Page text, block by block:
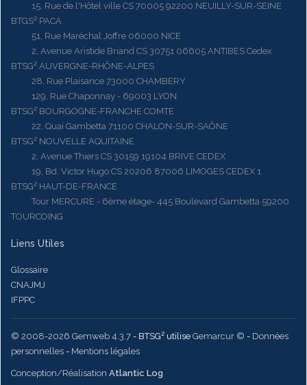
15, Rue de l'Hôtel ville CS 70005 92200 NEUILLY-SUR-SEINE
BTGS² PACA
51, Rue Maréchal Joffre 06000 NICE
2, Avenue Aristide Briand CS 30751 06605 ANTIBES Cedex
BTSG² AUVERGNE-RHÔNE-ALPES
28, Rue Plaisance 73000 CHAMBERY
129, Rue Chaponnay - 69003 LYON
BTSG² BOURGOGNE-FRANCHE COMTE
22, Quai Gambetta 71100 CHALON-SUR-SAÔNE
BTSG² NOUVELLE AQUITAINE
2, Avenue Thiers CS 30159 19104 BRIVE CEDEX
19, Bd. Victor Hugo CS 20206 87006 LIMOGES CEDEX 1
BTSG² HAUT-DE-FRANCE
Tour MERCURE - 6ème étage- 445 Boulevard Gambetta 59200
TOURCOING
Liens Utiles
Glossaire
CNAJMJ
IFPPC
© 2008-2026 Gemweb 4.3.7 - BTSG² utilise Gemarcur © - Données
personnelles - Mentions légales
Conception/Réalisation Atlantic Log